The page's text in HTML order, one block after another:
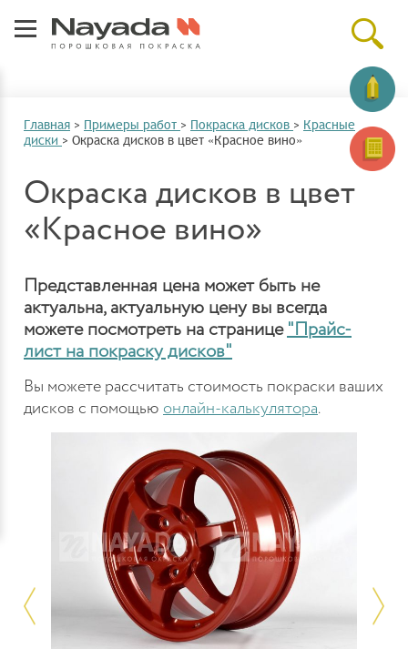
Главная > Примеры работ > Покраска дисков > Красные
диски > Окраска дисков в цвет «Красное вино»
Окраска дисков в цвет
«Красное вино»
Представленная цена может быть не
актуальна, актуальную цену вы всегда
можете посмотреть на странице "Прайс-
лист на покраску дисков"
Вы можете рассчитать стоимость покраски ваших
дисков с помощью онлайн-калькулятора.